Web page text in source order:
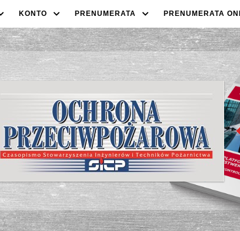
KONTO PRENUMERATA PRENUMERATA